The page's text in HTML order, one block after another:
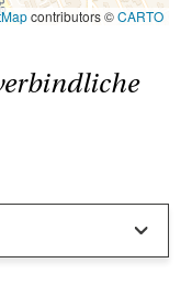
dem
tätig.
contributors ©CARTO